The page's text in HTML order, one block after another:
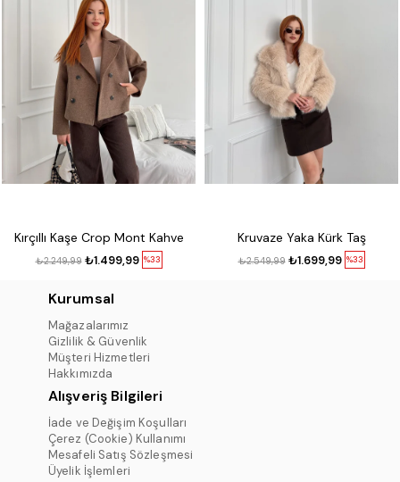
Kırçıllı Kaşe Crop Mont Kahve
%33
₺1.499,99
₺2.249,99
Kruvaze Yaka Kürk Taş
%33
₺1.699,99
₺2.549,99
Kurumsal
Mağazalarımız
Gizlilik & Güvenlik
Müşteri Hizmetleri
Hakkımızda
Alışveriş Bilgileri
İade ve Değişim Koşulları
Çerez (Cookie) Kullanımı
Mesafeli Satış Sözleşmesi
Üyelik İşlemleri